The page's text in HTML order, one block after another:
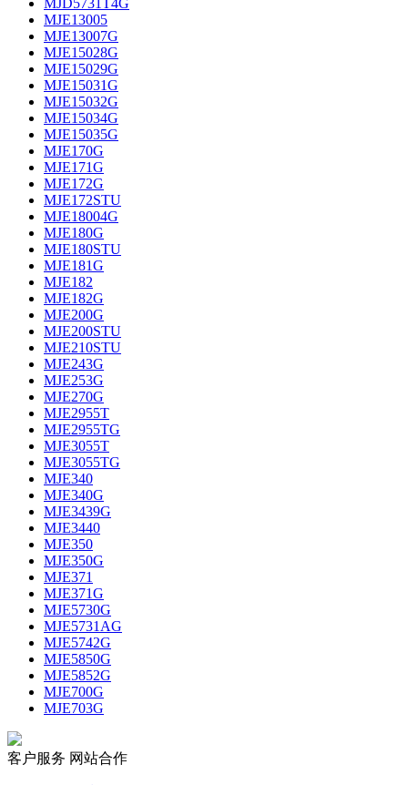
MJD5731T4G
MJE13005
MJE13007G
MJE15028G
MJE15029G
MJE15031G
MJE15032G
MJE15034G
MJE15035G
MJE170G
MJE171G
MJE172G
MJE172STU
MJE18004G
MJE180G
MJE180STU
MJE181G
MJE182
MJE182G
MJE200G
MJE200STU
MJE210STU
MJE243G
MJE253G
MJE270G
MJE2955T
MJE2955TG
MJE3055T
MJE3055TG
MJE340
MJE340G
MJE3439G
MJE3440
MJE350
MJE350G
MJE371
MJE371G
MJE5730G
MJE5731AG
MJE5742G
MJE5850G
MJE5852G
MJE700G
MJE703G
客户服务 网站合作